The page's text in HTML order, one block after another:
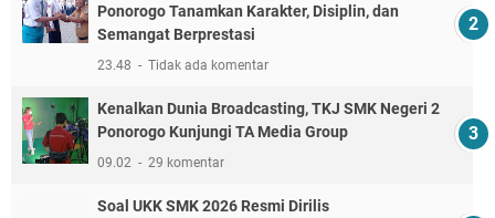
Ponorogo Tanamkan Karakter, Disiplin, dan
Semangat Berprestasi
23.48 Tidak ada komentar
Kenalkan Dunia Broadcasting, TKJ SMK Negeri 2
Ponorogo Kunjungi TA Media Group
09.02 29 komentar
Soal UKK SMK 2026 Resmi Dirilis